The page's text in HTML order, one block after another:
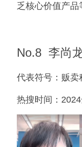
乏核心价值产品
No.8  李尚
代表符号：贩卖
热搜时间：